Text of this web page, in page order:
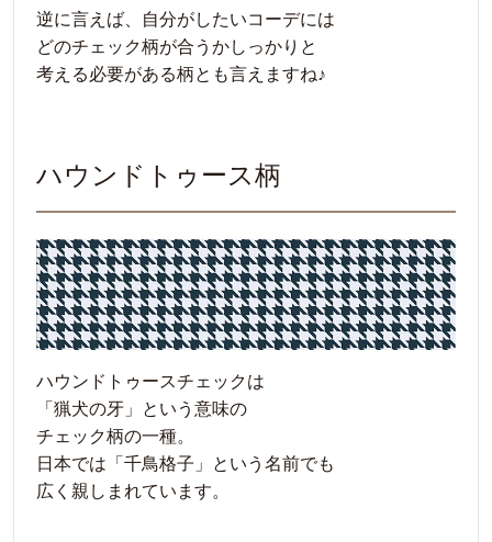
逆に言えば、自分がしたいコーデには
どのチェック柄が合うかしっかりと
考える必要がある柄とも言えますね♪
ハウンドトゥース柄
ハウンドトゥースチェックは
「猟犬の牙」という意味の
チェック柄の一種。
日本では「千鳥格子」という名前でも
広く親しまれています。